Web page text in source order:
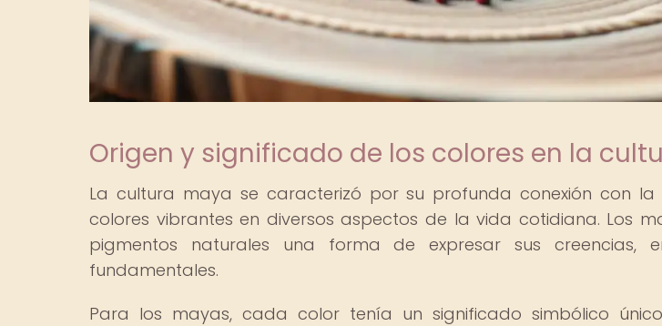
Origen y significado de los colores en la
La cultura maya se caracterizó por su profunda conexión con
colores vibrantes en diversos aspectos de la vida cotidiana. Los
pigmentos naturales una forma de expresar sus creencias,
fundamentales.
Para los mayas, cada color tenía un significado simbólico